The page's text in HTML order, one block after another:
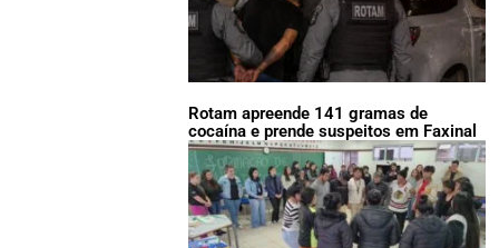
Rotam apreende 141 gramas de
cocaína e prende suspeitos em Faxinal